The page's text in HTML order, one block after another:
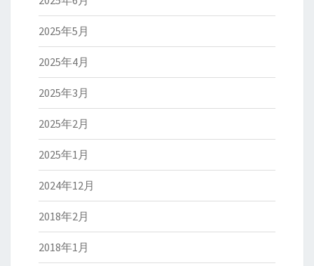
2025年5月
2025年4月
2025年3月
2025年2月
2025年1月
2024年12月
2018年2月
2018年1月